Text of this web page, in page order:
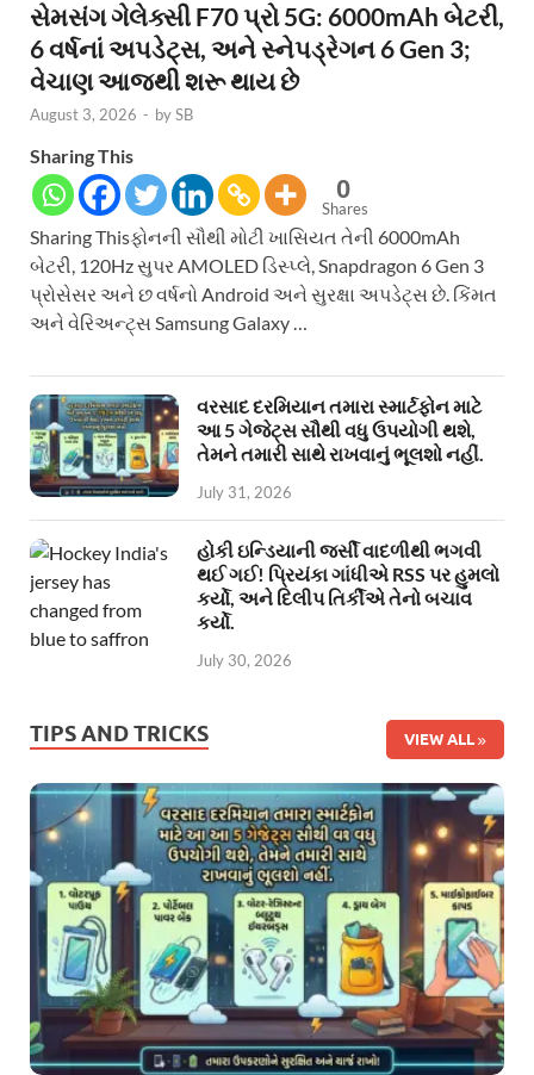
સેમસંગ ગેલેક્સી F70 પ્રો 5G: 6000mAh બેટરી,
6 વર્ષનાં અપડેટ્સ, અને સ્નેપડ્રેગન 6 Gen 3;
વેચાણ આજથી શરૂ થાય છે
August 3, 2026 - bySB
Sharing This
0
Shares
Sharing Thisફોનની સૌથી મોટી ખાસિયત તેની 6000mAh
બેટરી, 120Hz સુપર AMOLED ડિસ્પ્લે, Snapdragon 6 Gen 3
પ્રોસેસર અને છ વર્ષનો Android અને સુરક્ષા અપડેટ્સ છે. કિંમત
અને વેરિઅન્ટ્સ Samsung Galaxy …
વરસાદ દરમિયાન તમારા સ્માર્ટફોન માટે
આ 5 ગેજેટ્સ સૌથી વધુ ઉપયોગી થશે,
તેમને તમારી સાથે રાખવાનું ભૂલશો નહીં.
July 31, 2026
હોકી ઇન્ડિયાની જર્સી વાદળીથી ભગવી
થઈ ગઈ! પ્રિયંકા ગાંધીએ RSS પર હુમલો
કર્યો, અને દિલીપ તિર્કીએ તેનો બચાવ
કર્યો.
July 30, 2026
TIPS AND TRICKS VIEW ALL